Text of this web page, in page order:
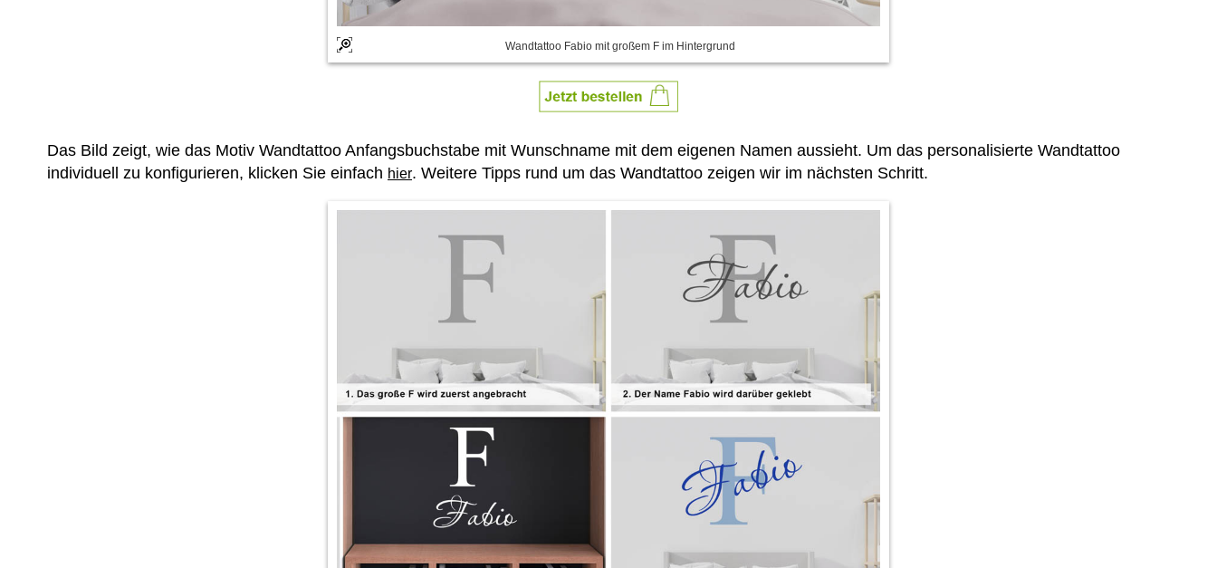
Wandtattoo Fabio mit großem F im Hintergrund
Das Bild zeigt, wie das Motiv Wandtattoo Anfangsbuchstabe mit Wunschname mit dem eigenen Namen aussieht. Um das personalisierte Wandtattoo
individuell zu konfigurieren, klicken Sie einfach hier. Weitere Tipps rund um das Wandtattoo zeigen wir im nächsten Schritt.